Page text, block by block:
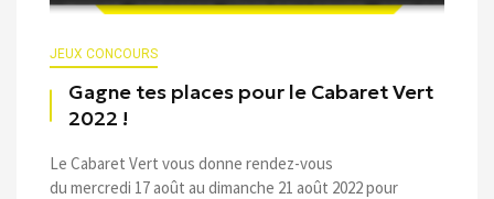
JEUX CONCOURS
Gagne tes places pour le Cabaret Vert
2022 !
Le Cabaret Vert vous donne rendez-vous
du mercredi 17 août au dimanche 21 août 2022 pour